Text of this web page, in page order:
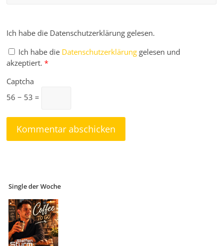
Ich habe die Datenschutzerklärung gelesen.
Ich habe die Datenschutzerklärung gelesen und
akzeptiert. *
Captcha
56 − 53 =
Single der Woche